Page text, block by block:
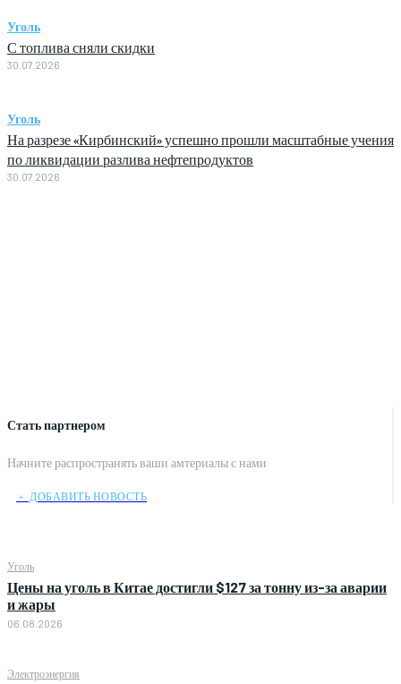
Стать партнером
Начните распространять ваши амтериалы с нами
﹢ ДОБАВИТЬ НОВОСТЬ
Уголь
Цены на уголь в Китае достигли $127 за тонну из-за аварии
и жары
06.08.2026
Электроэнергия
Уголь
С топлива сняли скидки
30.07.2026
Уголь
На разрезе «Кирбинский» успешно прошли масштабные учения
по ликвидации разлива нефтепродуктов
30.07.2026